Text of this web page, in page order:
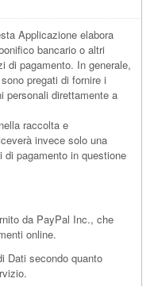
Applicazione elabora
bancario o altri
di pagamento. In generale,
pregati di fornire i
personali direttamente a
raccolta e
invece solo una
pagamento in questione
da PayPal Inc., che
online.
Dati secondo quanto